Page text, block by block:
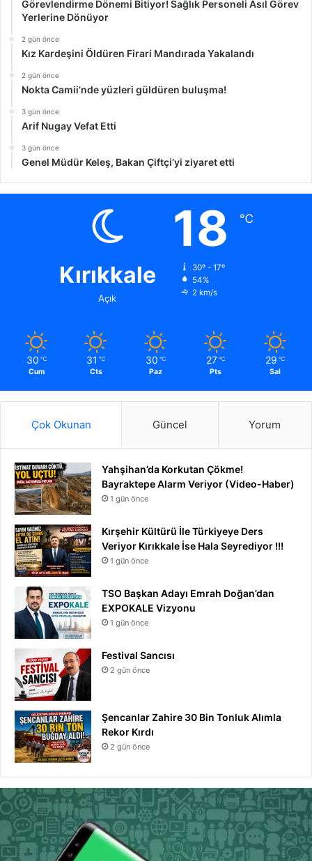
Görevlendirme Dönemi Bitiyor! Sağlık Personeli Asıl Görev
Yerlerine Dönüyor
2 gün önce
Kız Kardeşini Öldüren Firari Mandırada Yakalandı
2 gün önce
Nokta Camii’nde yüzleri güldüren buluşma!
3 gün önce
Arif Nugay Vefat Etti
3 gün önce
Genel Müdür Keleş, Bakan Çiftçi’yi ziyaret etti
Kırıkkale
Açık
18 ℃
30º - 17º
54%
2 km/s
30 ℃
Cum
31 ℃
Cts
30 ℃
Paz
27 ℃
Pts
29 ℃
Sal
Çok Okunan Güncel Yorum
Yahşihan’da Korkutan Çökme!
Bayraktepe Alarm Veriyor (Video-Haber)
1 gün önce
Kırşehir Kültürü İle Türkiyeye Ders
Veriyor Kırıkkale İse Hala Seyrediyor !!!
1 gün önce
TSO Başkan Adayı Emrah Doğan’dan
EXPOKALE Vizyonu
1 gün önce
Festival Sancısı
2 gün önce
Şencanlar Zahire 30 Bin Tonluk Alımla
Rekor Kırdı
2 gün önce